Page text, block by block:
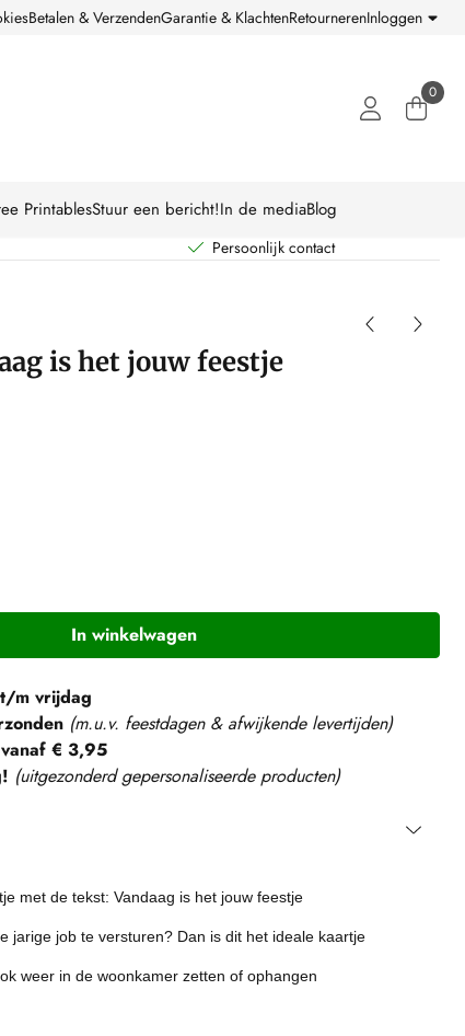
Betalen & VerzendenGarantie & KlachtenRetournerenInloggen
0
PrintablesStuur een bericht!In de mediaBlog
Persoonlijk contact
is het jouw feestje
In winkelwagen
m vrijdag
(m.u.v. feestdagen & afwijkende levertijden)
€ 3,95
(uitgezonderd gepersonaliseerde producten)
met de tekst: Vandaag is het jouw feestje
jarige job te versturen? Dan is dit het ideale kaartje
weer in dewoonkamer zetten of ophangen